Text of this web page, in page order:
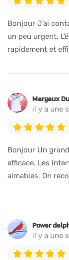
Bonjour J’ai
un peu urgent.
rapidement et
Margaux
il y a une
Bonjour Un
efficace. Les
aimables. On
Power
il y a une